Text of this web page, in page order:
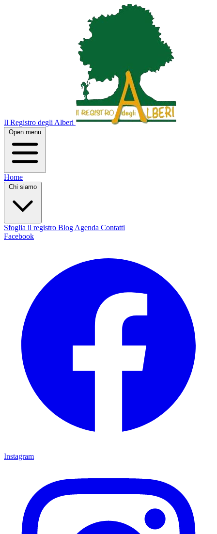
Il Registro degli Alberi
Open menu
Home
Chi siamo
Sfoglia il registro Blog Agenda Contatti
Facebook
Instagram